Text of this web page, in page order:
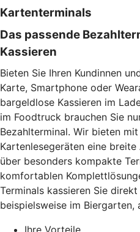
Kartenterminals
Das passende
Kassieren
Bieten Sie Ihren Kundinnen
Karte, Smartphone oder
bargeldlose Kassieren im
im Foodtruck brauchen Sie
Bezahlterminal. Wir bieten
Kartenlesegeräten eine
über besonders kompakte
komfortablen
Terminals kassieren Sie
beispielsweise im Biergarten,
Ihre Vorteile